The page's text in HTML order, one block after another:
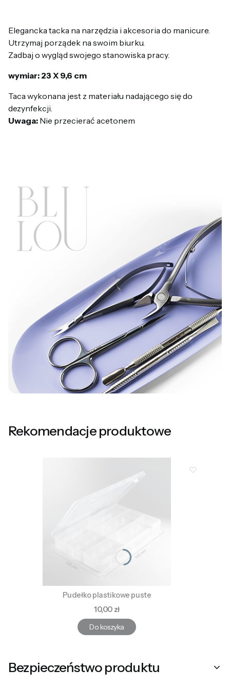
Elegancka tacka na narzędzia i akcesoria do manicure.
Utrzymaj porządek na swoim biurku.
Zadbaj o wygląd swojego stanowiska pracy.
wymiar: 23 X 9,6 cm
Taca wykonana jest z materiału nadającego się do
dezynfekcji.
Uwaga: Nie przecierać acetonem
Rekomendacje produktowe
Pudełko plastikowe puste
Cena
10,00 zł
Do koszyka
Bezpieczeństwo produktu